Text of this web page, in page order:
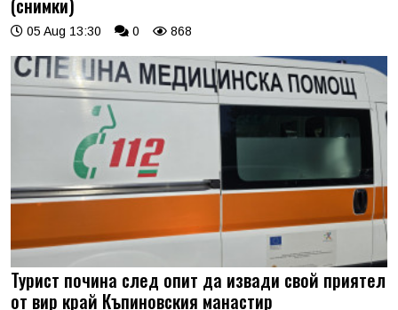
05 Aug 13:30 0 868
Турист почина след опит да извади свой приятел
от вир край Къпиновския манастир